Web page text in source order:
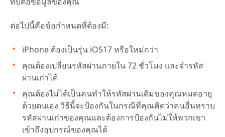
ต่อไปนี้คือข้อกำหนดที่ต้องมี:
iPhone ต้องเป็นรุ่น iOS17 หรือใหม่กว่า
คุณต้องเปลี่ยนรหัสผ่านภายใน 72 ชั่วโมง และจำรหัส
ผ่านเก่าได้
คุณต้องไม่ได้เป็นคนทำให้รหัสผ่านเดิมของคุณหมดอายุ
ด้วยตนเอง วิธีนี้จะป้องกันในกรณีที่คุณคิดว่าคนอื่นทราบ
รหัสผ่านเก่าของคุณและต้องการป้องกันไม่ให้พวกเขา
เข้าถึงอุปกรณ์ของคุณได้